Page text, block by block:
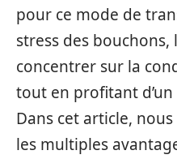
pour ce mode de
stress des
concentrer sur la
tout en profitant
Dans cet article,
les multiples